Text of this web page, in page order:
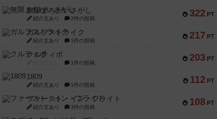
322 PT
無限まちがいさがし
紹介文あり 2件の投稿
217 PT
ガルフストライク
紹介文あり 1件の投稿
203 PT
クルティボ
1件の投稿
112 PT
1809
紹介文あり 1件の投稿
108 PT
ファースト・イン・フライト
紹介文あり 3件の投稿